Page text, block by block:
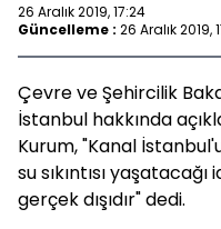
26 Aralık 2019, 17:24
Güncelleme : 26 Aralık 2019,
Çevre ve Şehircilik
İstanbul hakkında
Kurum, "Kanal
su sıkıntısı
gerçek dışıdır" dedi.